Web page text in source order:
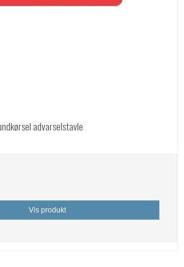
advarselstavle
Vis produkt